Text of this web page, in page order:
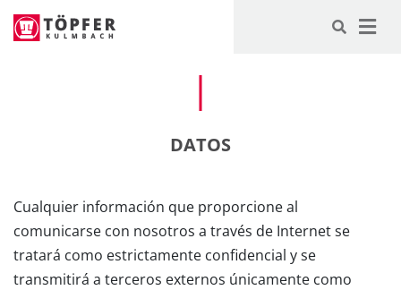
-->
DATOS
Cualquier información que proporcione al
comunicarse con nosotros a través de Internet se
tratará como estrictamente confidencial y se
transmitirá a terceros externos únicamente como